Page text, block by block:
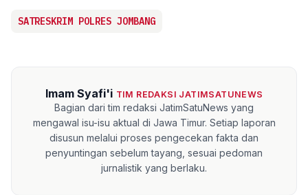
SATRESKRIM POLRES JOMBANG
Imam Syafi'i TIM REDAKSI JATIMSATUNEWS
Bagian dari tim redaksi JatimSatuNews yang
mengawal isu-isu aktual di Jawa Timur. Setiap laporan
disusun melalui proses pengecekan fakta dan
penyuntingan sebelum tayang, sesuai pedoman
jurnalistik yang berlaku.